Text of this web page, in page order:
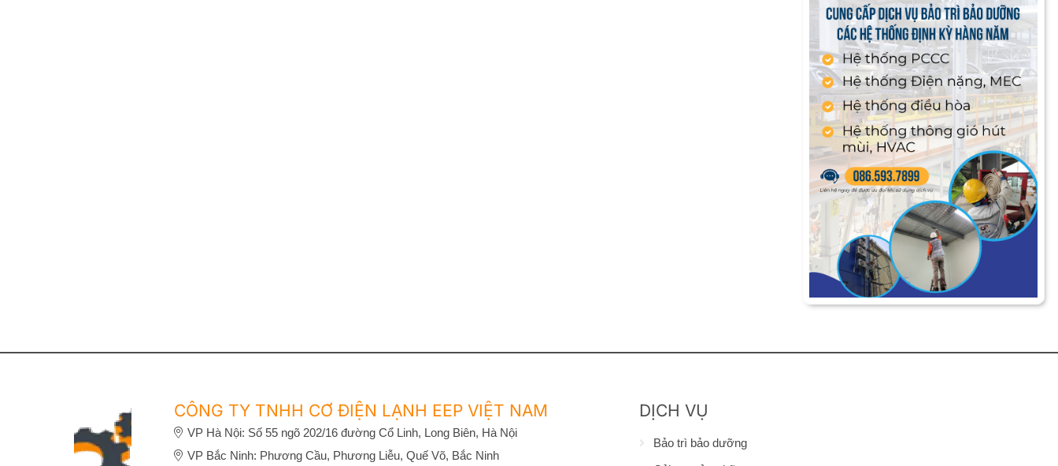
CÔNG TY TNHH CƠ ĐIỆN LẠNH EEP VIỆT NAM
VP Hà Nội: Số 55 ngõ 202/16 đường Cổ Linh, Long Biên, Hà Nội
VP Bắc Ninh: Phương Cầu, Phương Liễu, Quế Võ, Bắc Ninh
DỊCH VỤ
Bảo trì bảo dưỡng